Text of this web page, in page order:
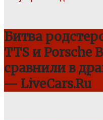
Битва
TTS и Porsche
сравнили в
— LiveCars.Ru